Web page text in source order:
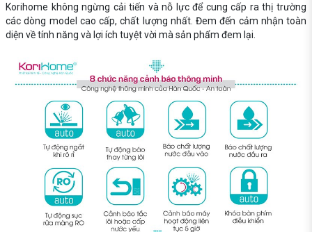
Korihome không ngừng cải tiến và nỗ lực để cung cấp ra thị trường
các dòng model cao cấp, chất lượng nhất. Đem đến cảm nhận toàn
diện về tính năng và lợi ích tuyệt vời mà sản phẩm đem lại.